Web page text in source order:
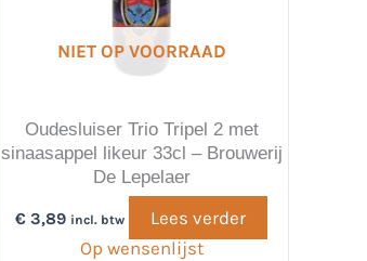
NIET OP VOORRAAD
Oudesluiser Trio Tripel 2 met
sinaasappel likeur 33cl – Brouwerij
De Lepelaer
€ 3,89 incl. btw
Lees verder
Op wensenlijst